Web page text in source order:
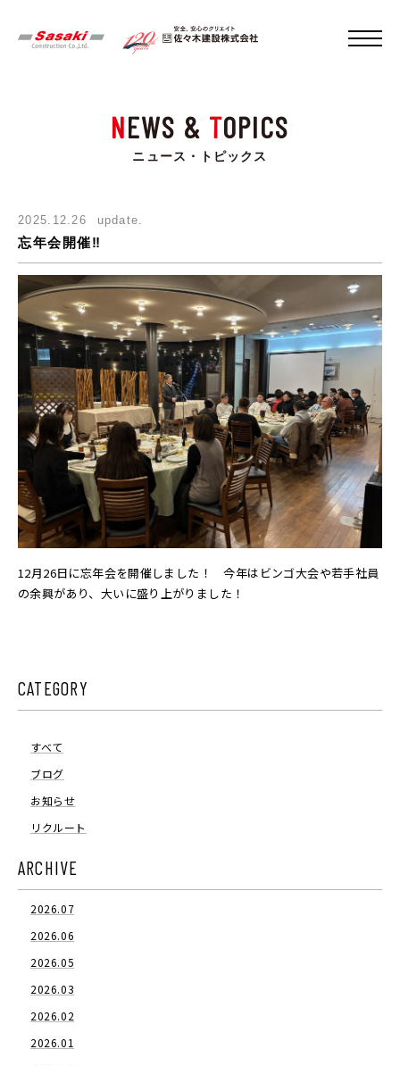
NEWS & TOPICS
ニュース・トピックス
2025.12.26 update.
忘年会開催‼
12月26日に忘年会を開催しました！ 今年はビンゴ大会や若手社員
の余興があり、大いに盛り上がりました！
CATEGORY
すべて
ブログ
お知らせ
リクルート
ARCHIVE
2026.07
2026.06
2026.05
2026.03
2026.02
2026.01